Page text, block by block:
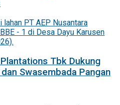
Tbk Dukung
Swasembada Pangan